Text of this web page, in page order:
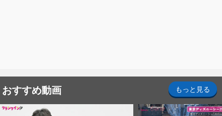
おすすめ動画 もっと見る